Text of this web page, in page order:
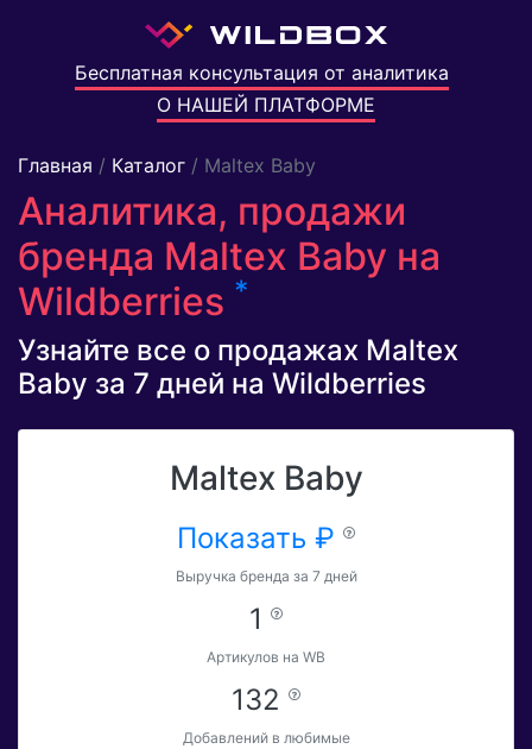
Бесплатная консультация от аналитика
О НАШЕЙ ПЛАТФОРМЕ
Главная / Каталог / Maltex Baby
Аналитика, продажи
бренда Maltex Baby на
Wildberries *
Узнайте все о продажах Maltex
Baby за 7 дней на Wildberries
Maltex Baby
Показать ₽
Выручка бренда за 7 дней
1
Артикулов на WB
132
Добавлений в любимые